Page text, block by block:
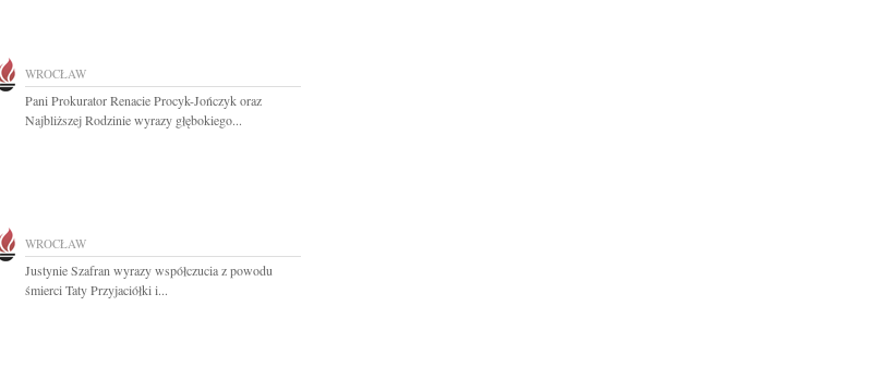
WROCŁAW
Pani Prokurator Renacie Procyk-Jończyk oraz
Najbliższej Rodzinie wyrazy głębokiego...
WROCŁAW
Justynie Szafran wyrazy współczucia z powodu
śmierci Taty Przyjaciółki i...